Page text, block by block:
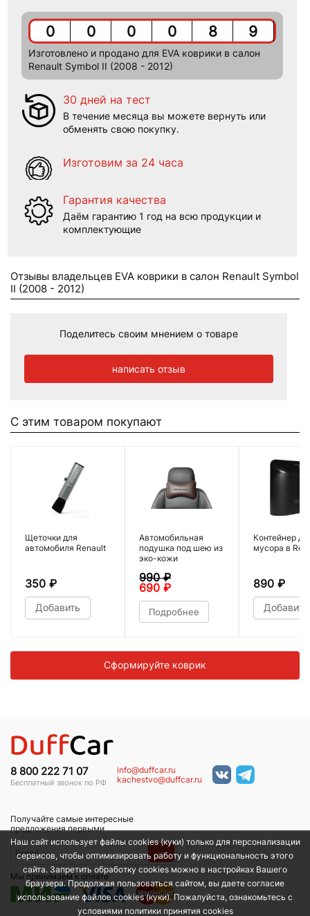
0 0 0 0 8 9
Изготовлено и продано для EVA коврики в салон
Renault Symbol II (2008 - 2012)
30 дней на тест
В течение месяца вы можете вернуть или
обменять свою покупку.
Изготовим за 24 часа
Гарантия качества
Даём гарантию 1 год на всю продукции и
комплектующие
Отзывы владельцев EVA коврики в салон Renault Symbol
II (2008 - 2012)
Поделитесь своим мнением о товаре
написать отзыв
С этим товаром покупают
Щеточки для
автомобиля Renault
350 ₽
Добавить
Автомобильная
подушка под шею из
эко-кожи
990₽
690 ₽
Подробнее
Контейнер
мусора в
890 ₽
Добавить
Сформируйте коврик
8 800 222 71 07
Бесплатный звонок по РФ
info@duffcar.ru
kachestvo@duffcar.ru
Получайте самые интересные
предложения первыми
→
Мы принимаем к оплате
Наш сайт использует файлы cookies (куки) только для персонализации
сервисов, чтобы оптимизировать работу и функциональность этого
сайта. Запретить обработку cookies можно в настройках Вашего
браузера. Продолжая пользоваться сайтом, вы даете согласие
использование файлов cookies (куки). Пожалуйста, ознакомьтесь с
условиями политики принятия сookies